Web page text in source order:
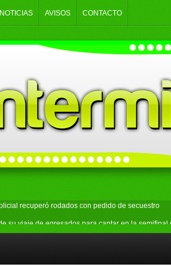
NOTICIAS AVISOS CONTACTO
recuperó rodados con pedido de secuestro
su viaje de egresados para cantar en la semifinal